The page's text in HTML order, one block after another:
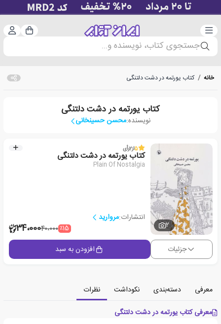
دسته‌بندی سبد
جستجوی کتاب، نویسنده و...
خانه / کتاب یورتمه در دشت دلتنگی
کتاب یورتمه در دشت دلتنگی
نویسنده:محسن حسینخانی
2
5از2رأی
کتاب یورتمه در دشت دلتنگی
Plain Of Nostalgia
انتشارات:مروارید
٪1540،00034،000
جزئیات افزودن به سبد
معرفی دسته‌بندی نکوداشت
نظرات
معرفی کتاب یورتمه در دشت دلتنگی